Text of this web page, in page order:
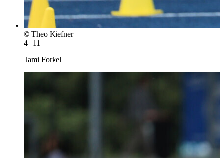
© Theo Kiefner
4 | 11
Tami Forkel